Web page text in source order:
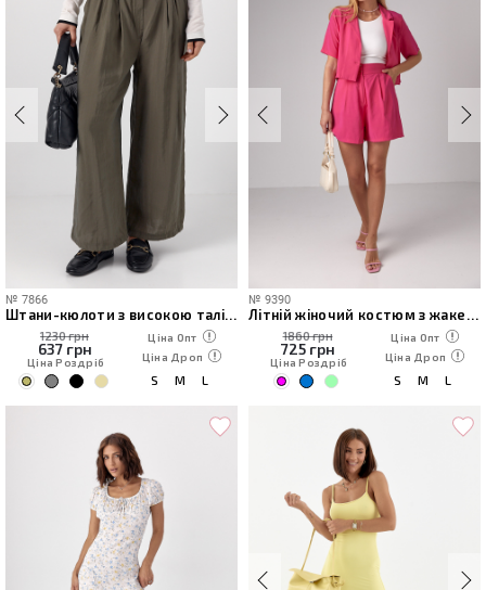
№ 7866
Штани-кюлоти з високою талією
1230 грн
637грн
Ціна Роздріб
Ціна Опт
Ціна Дроп
S M L
№ 9390
Літній жіночий костюм з жакетом та шортами
1860 грн
725грн
Ціна Роздріб
Ціна Опт
Ціна Дроп
S M L